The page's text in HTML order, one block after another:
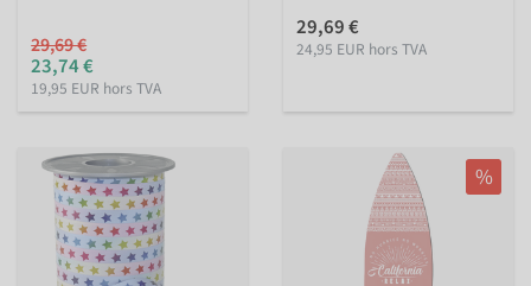
29,69 €
23,74 €
19,95 EUR hors TVA
29,69 €
24,95 EUR hors TVA
%